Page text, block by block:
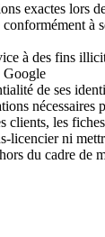
exactes lors
à
à des fins
Google
de ses
nécessaires
clients, les
licencier ni
du cadre de